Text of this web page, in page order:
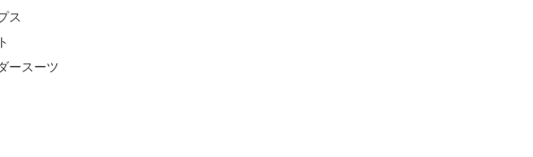
ス
ースーツ